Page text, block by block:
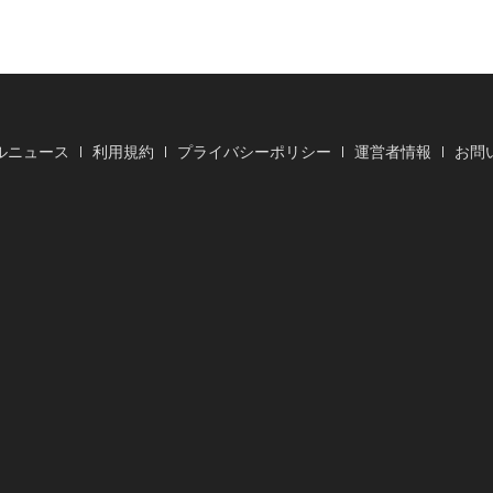
ニュース 利用規約 プライバシーポリシー 運営者情報 お問